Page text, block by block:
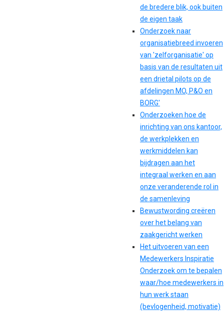
de bredere blik, ook buiten
de eigen taak
Onderzoek naar
organisatiebreed invoeren
van 'zelforganisatie' op
basis van de resultaten uit
een drietal pilots op de
afdelingen MO, P&O en
BORG'
Onderzoeken hoe de
inrichting van ons kantoor,
de werkplekken en
werkmiddelen kan
bijdragen aan het
integraal werken en aan
onze veranderende rol in
de samenleving
Bewustwording creëren
over het belang van
zaakgericht werken
Het uitvoeren van een
Medewerkers Inspiratie
Onderzoek om te bepalen
waar/hoe medewerkers in
hun werk staan
(bevlogenheid, motivatie)